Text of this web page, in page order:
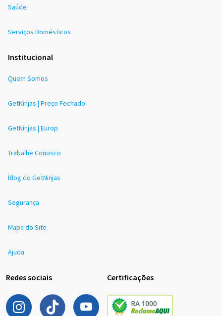
Saúde
Serviços Domésticos
Institucional
Quem Somos
GetNinjas | Preço Fechado
GetNinjas | Europ
Trabalhe Conosco
Blog do GetNinjas
Segurança
Mapa do Site
Ajuda
Redes sociais Certificações